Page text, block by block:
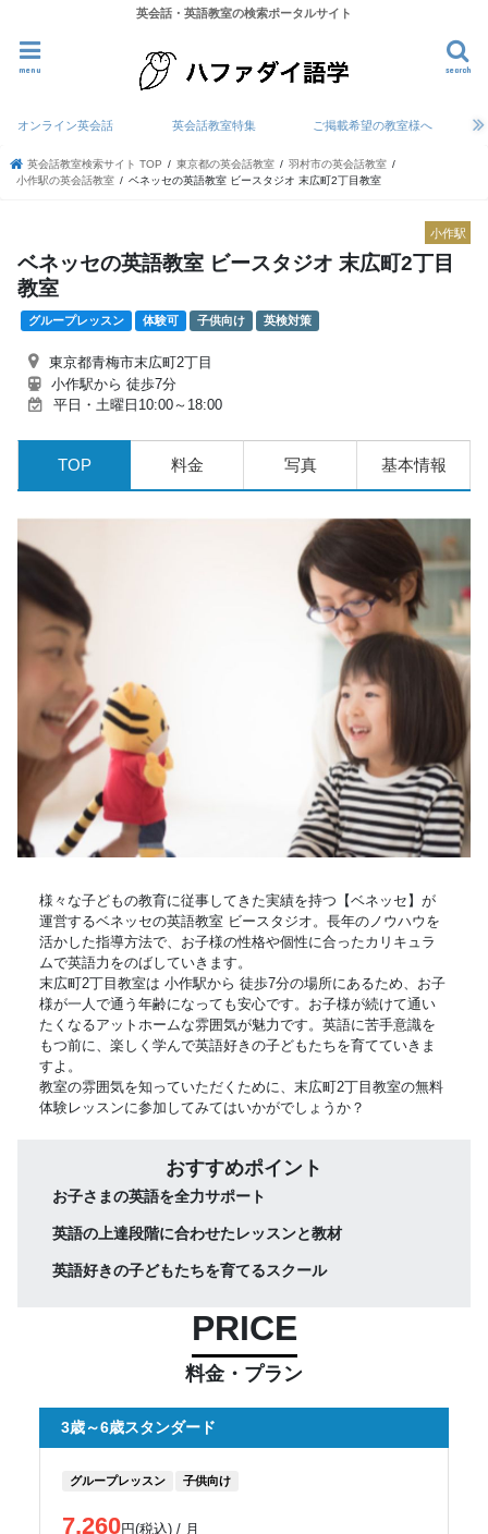
英会話・英語教室の検索ポータルサイト
search
menu
オンライン英会話 英会話教室特集 ご掲載希望の教室様へ
英会話教室検索サイト TOP 東京都の英会話教室
羽村市の英会話教室
小作駅の英会話教室
ベネッセの英語教室 ビースタジオ 末広町2丁目教室
小作駅
ベネッセの英語教室 ビースタジオ 末広町2丁目
教室
グループレッスン 体験可 子供向け 英検対策
東京都青梅市末広町2丁目
小作駅から 徒歩7分
平日・土曜日10:00～18:00
TOP 料金 写真 基本情報
様々な子どもの教育に従事してきた実績を持つ【ベネッセ】が
運営するベネッセの英語教室 ビースタジオ。長年のノウハウを
活かした指導方法で、お子様の性格や個性に合ったカリキュラ
ムで英語力をのばしていきます。
末広町2丁目教室は 小作駅から 徒歩7分の場所にあるため、お子
様が一人で通う年齢になっても安心です。お子様が続けて通い
たくなるアットホームな雰囲気が魅力です。英語に苦手意識を
もつ前に、楽しく学んで英語好きの子どもたちを育てていきま
すよ。
教室の雰囲気を知っていただくために、末広町2丁目教室の無料
体験レッスンに参加してみてはいかがでしょうか？
おすすめポイント
お子さまの英語を全力サポート
英語の上達段階に合わせたレッスンと教材
英語好きの子どもたちを育てるスクール
PRICE
料金・プラン
3歳～6歳スタンダード
グループレッスン 子供向け
7,260円(税込) / 月